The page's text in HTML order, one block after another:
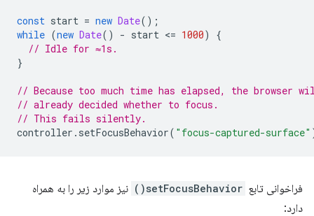
const start = new Date();
while (new Date() - start <= 1000)
{
// Idle for ≈1s.
}
// Because too much time has elapsed, the browser
// already decided whether to focus.
// This fails silently.
controller . setFocusBehavior( "focus-captured-surface"
فراخوانی تابع setFocusBehavior()
نیز موارد زیر را به همراه
دارد: